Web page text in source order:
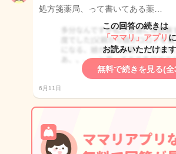
処方箋薬局、って書いてある薬…
この回答の続きは
「ママリ」アプリ
お読みいただけます
無料で続きを見る(全
6月11日